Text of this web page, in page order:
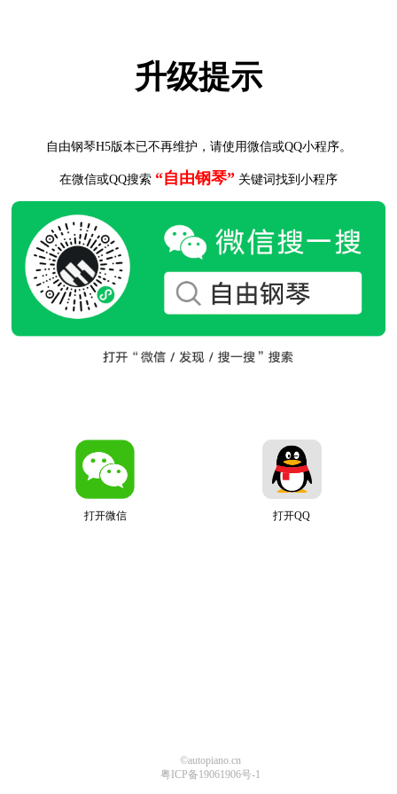
升级提示
自由钢琴H5版本已不再维护，请使用微信或QQ小程序。
在微信或QQ搜索 “自由钢琴” 关键词找到小程序
打开微信 打开QQ
©autopiano.cn
粤ICP备19061906号-1